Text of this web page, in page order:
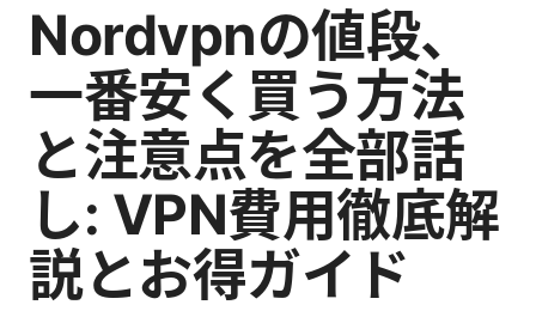
Nordvpnの値段、
一番安く買う方法
と注意点を全部話
し: VPN費用徹底解
説とお得ガイド